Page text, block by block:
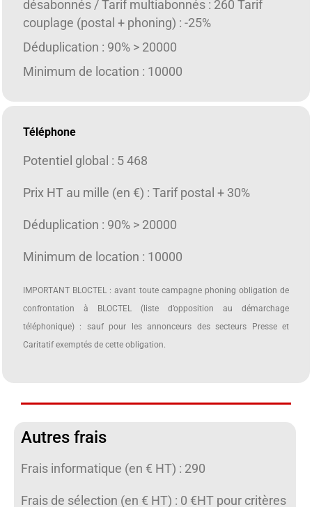
désabonnés / Tarif multiabonnés : 260 Tarif
couplage (postal + phoning) : -25%
Déduplication : 90% > 20000
Minimum de location : 10000
Téléphone
Potentiel global : 5 468
Prix HT au mille (en €) : Tarif postal + 30%
Déduplication : 90% > 20000
Minimum de location : 10000
IMPORTANT BLOCTEL : avant toute campagne phoning obligation de
confrontation à BLOCTEL (liste d’opposition au démarchage
téléphonique) : sauf pour les annonceurs des secteurs Presse et
Caritatif exemptés de cette obligation.
Autres frais
Frais informatique (en € HT) : 290
Frais de sélection (en € HT) : 0 €HT pour critères